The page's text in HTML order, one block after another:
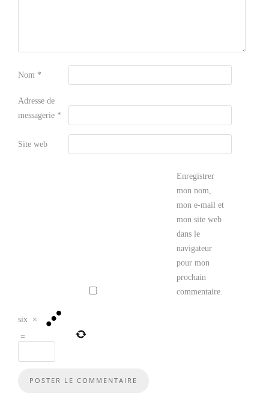
Nom *
Adresse de
messagerie *
Site web
Enregistrer
mon nom,
mon e-mail et
mon site web
dans le
navigateur
pour mon
prochain
commentaire.
six
×
=